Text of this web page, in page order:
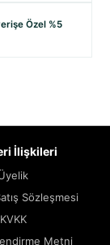
Özel %5
İlişkileri
Sözleşmesi
KVKK
Metni